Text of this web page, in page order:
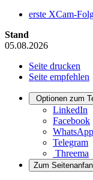
erste XCam-
Stand
05.08.2026
Seite drucken
Seite empfehlen
Optionen zum
LinkedIn
Facebook
WhatsApp
Telegram
Threema
Zum